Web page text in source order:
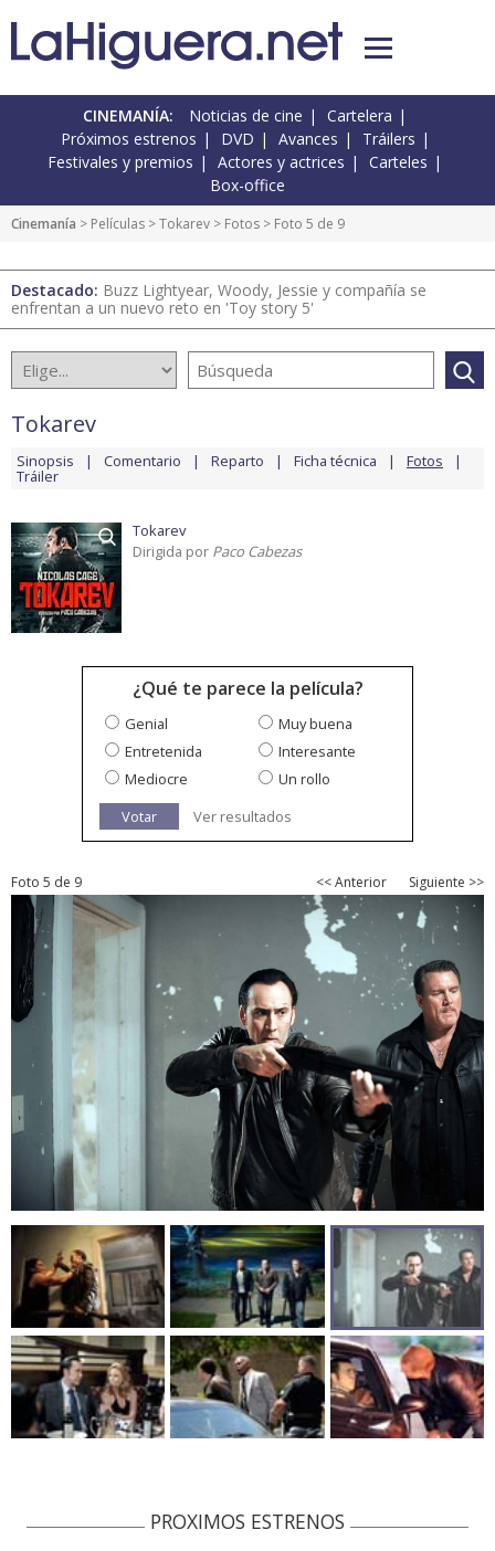
CINEMANÍA: Noticias de cine
Cartelera
Próximos estrenos
DVD Avances
Tráilers
Festivales y premios
Actores y actrices
Carteles
Box-office
Cinemanía > Películas >Tokarev > Fotos > Foto 5 de 9
Destacado: Buzz Lightyear, Woody, Jessie y compañía se
enfrentan a un nuevo reto en 'Toy story 5'
Tokarev
Sinopsis Comentario Reparto Ficha técnica Fotos
Tráiler
Tokarev
Dirigida por Paco Cabezas
¿Qué te parece la película?
Genial
Muy buena
Entretenida
Interesante
Mediocre
Un rollo
Votar
Ver resultados
Foto 5 de 9 << Anterior Siguiente >>
PROXIMOS ESTRENOS